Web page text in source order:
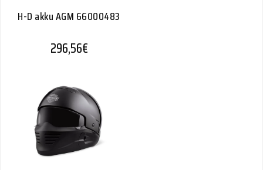
H-D akku AGM 66000483
296,56€